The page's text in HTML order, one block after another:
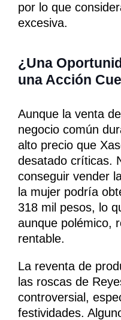
por lo que
excesiva.
¿Una
una Acción
Aunque la venta
negocio común
alto precio que
desatado críticas.
conseguir vender
la mujer podría
318 mil pesos, lo
aunque polémico,
rentable.
La reventa de
las roscas de
controversial,
festividades.